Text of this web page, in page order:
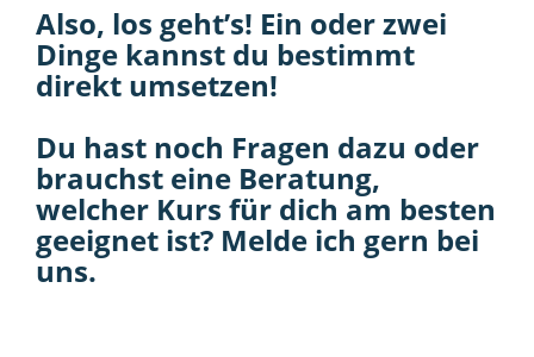
Also, los geht’s! Ein oder zwei
Dinge kannst du bestimmt
direkt umsetzen!
Du hast noch Fragen dazu oder
brauchst eine Beratung,
welcher Kurs für dich am besten
geeignet ist? Melde ich gern bei
uns.